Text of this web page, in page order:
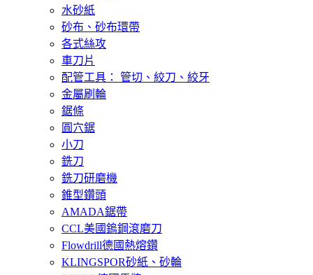
水砂紙
砂布、砂布環帶
各式絲攻
車刀片
配管工具： 管切、絞刀、絞牙
金屬刷輪
鋸條
圓穴鋸
小刀
銑刀
銑刀研磨機
錐型鑽頭
AMADA鋸帶
CCL美國鎢鋼滾磨刀
Flowdrill德國熱熔鑽
KLINGSPOR砂紙、砂輪